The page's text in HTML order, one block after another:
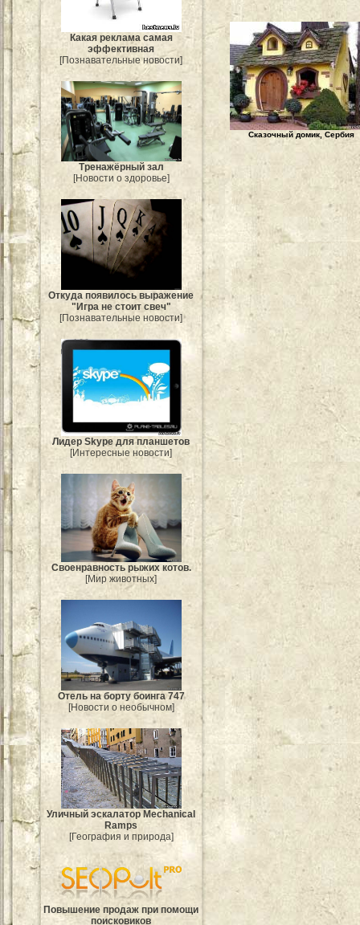
Какая реклама самая
эффективная
[Познавательные новости]
Тренажёрный зал
[Новости о здоровье]
Откуда появилось выражение
"Игра не стоит свеч"
[Познавательные новости]
Лидер Skype для планшетов
[Интересные новости]
Своенравность рыжих котов.
[Мир животных]
Отель на борту боинга 747
[Новости о необычном]
Уличный эскалатор Mechanical
Ramps
[География и природа]
Повышение продаж при помощи
поисковиков
Сказочный домик, Сербия